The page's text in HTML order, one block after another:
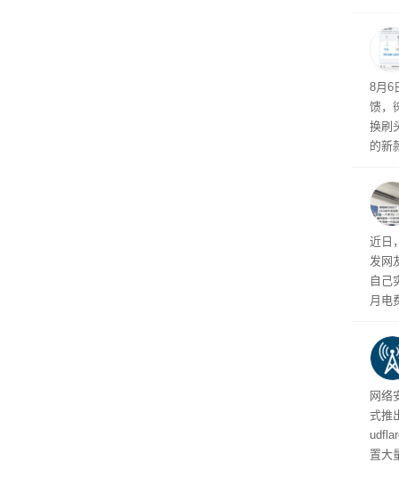
8月6
馈，
换刷
的新
近日
发网
自己
月电
网络
式推
置大